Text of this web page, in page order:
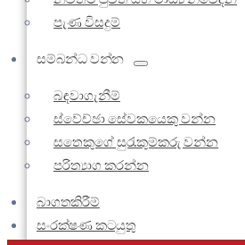
පැණ විසදුම්
සම්බන්ධ වන්න
බඳවාගැනීම්
ස්වේච්ඡා සේවකයෙකු වන්න
සතෙකුගේ සුරැකුම්කරු වන්න
පරිත්‍යාග කරන්න
බාගතකිරීම්
සංරක්ෂණ කටයුතු